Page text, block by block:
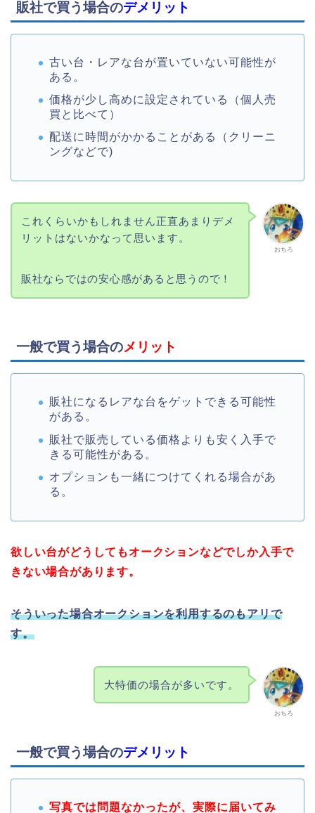
販社で買う場合のデメリット
古い台・レアな台が置いていない可能性が
ある。
価格が少し高めに設定されている（個人売
買と比べて）
配送に時間がかかることがある（クリーニ
ングなどで)
おちろ
これくらいかもしれません正直あまりデメ
リットはないかなって思います。
販社ならではの安心感があると思うので！
一般で買う場合のメリット
販社になるレアな台をゲットできる可能性
がある。
販社で販売している価格よりも安く入手で
きる可能性がある。
オプションも一緒につけてくれる場合があ
る。
欲しい台がどうしてもオークションなどでしか入手で
きない場合があります。
そういった場合オークションを利用するのもアリで
す。
おちろ
大特価の場合が多いです。
一般で買う場合のデメリット
写真では問題なかったが、実際に届いてみ